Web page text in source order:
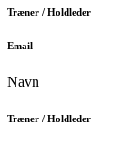
Træner / Holdleder
Email
Navn
Træner / Holdleder